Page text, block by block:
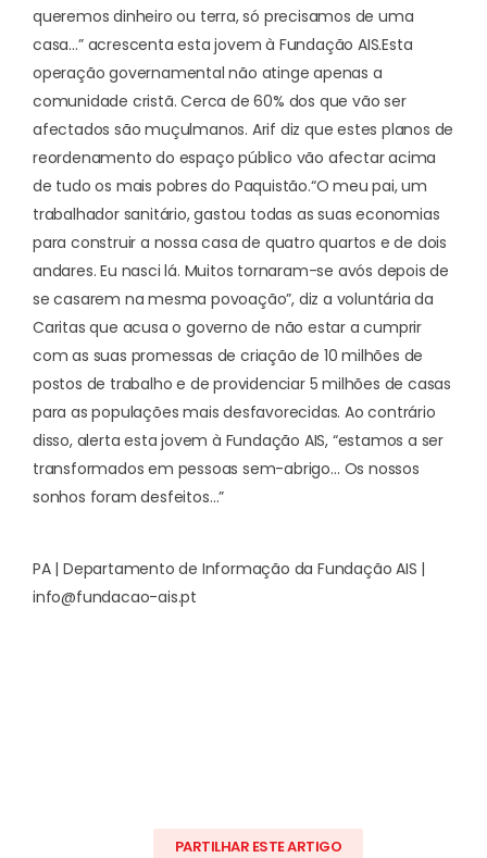
queremos dinheiro ou terra, só precisamos de uma
casa…” acrescenta esta jovem à Fundação AIS.Esta
operação governamental não atinge apenas a
comunidade cristã. Cerca de 60% dos que vão ser
afectados são muçulmanos. Arif diz que estes planos de
reordenamento do espaço público vão afectar acima
de tudo os mais pobres do Paquistão.“O meu pai, um
trabalhador sanitário, gastou todas as suas economias
para construir a nossa casa de quatro quartos e de dois
andares. Eu nasci lá. Muitos tornaram-se avós depois de
se casarem na mesma povoação”, diz a voluntária da
Caritas que acusa o governo de não estar a cumprir
com as suas promessas de criação de 10 milhões de
postos de trabalho e de providenciar 5 milhões de casas
para as populações mais desfavorecidas. Ao contrário
disso, alerta esta jovem à Fundação AIS, “estamos a ser
transformados em pessoas sem-abrigo… Os nossos
sonhos foram desfeitos…”
PA | Departamento de Informação da Fundação AIS |
info@fundacao-ais.pt
PARTILHAR ESTE ARTIGO